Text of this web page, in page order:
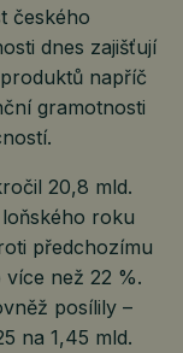
českého
dnes zajišťují
napříč
gramotnosti
20,8 mld.
roku
předchozímu
než 22 %.
posílily –
na 1,45 mld.